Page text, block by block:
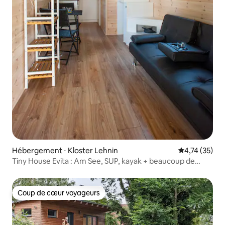
Hébergement ⋅ Kloster Lehnin Évaluation
4,74 (35)
Tiny House Evita : Am See, SUP, kayak + beaucoup de
Coup de cœur voyageurs
Coup de cœur voyageurs